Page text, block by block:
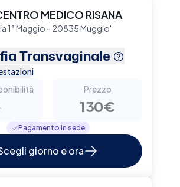
MEDICO RISANA
1° Maggio - 20835 Muggio'
Transvaginale
Prezzo
130€
Pagamento in sede
giorno e ora